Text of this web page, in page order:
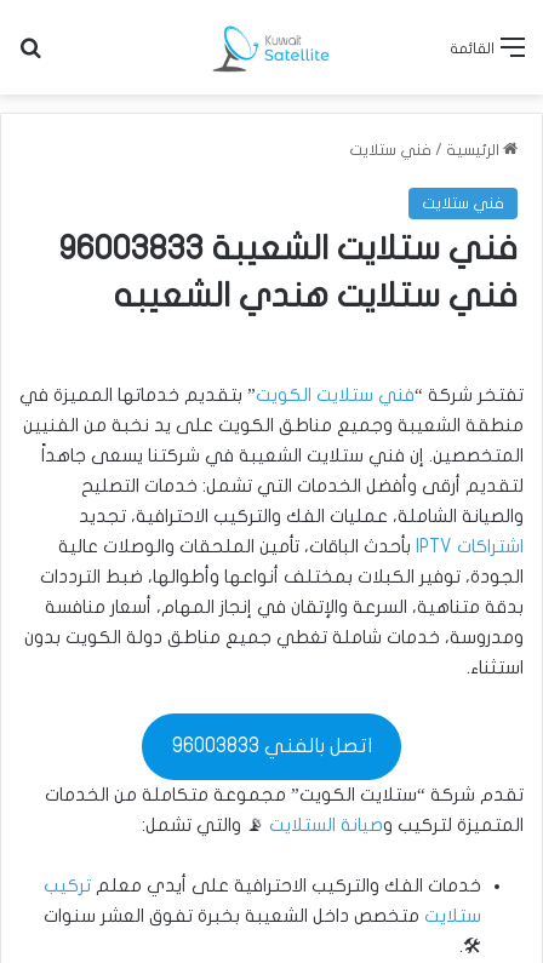
القائمة
الرئيسية / فني ستلايت
فني ستلايت
فني ستلايت الشعيبة 96003833
فني ستلايت هندي الشعيبه
تفتخر شركة “فني ستلايت الكويت” بتقديم خدماتها المميزة في
منطقة الشعيبة وجميع مناطق الكويت على يد نخبة من الفنيين
المتخصصين. إن فني ستلايت الشعيبة في شركتنا يسعى جاهداً
لتقديم أرقى وأفضل الخدمات التي تشمل: خدمات التصليح
والصيانة الشاملة، عمليات الفك والتركيب الاحترافية، تجديد
اشتراكات IPTV
بأحدث الباقات، تأمين الملحقات والوصلات عالية
الجودة، توفير الكبلات بمختلف أنواعها وأطوالها، ضبط الترددات
بدقة متناهية، السرعة والإتقان في إنجاز المهام، أسعار منافسة
ومدروسة، خدمات شاملة تغطي جميع مناطق دولة الكويت بدون
استثناء.
اتصل بالفني 96003833
تقدم شركة “ستلايت الكويت” مجموعة متكاملة من الخدمات
المتميزة لتركيب وصيانة الستلايت 📡 والتي تشمل:
خدمات الفك والتركيب الاحترافية على أيدي معلم تركيب
ستلايت متخصص داخل الشعيبة بخبرة تفوق العشر سنوات
🛠️.